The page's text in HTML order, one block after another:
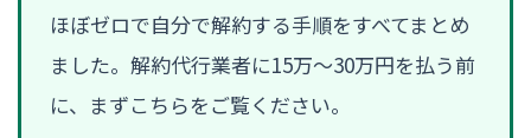
ほぼゼロで自分で解約する手順をすべてまとめ
ました。解約代行業者に15万〜30万円を払う前
に、まずこちらをご覧ください。